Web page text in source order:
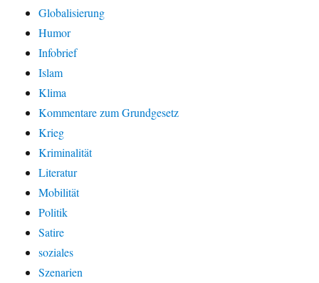
Globalisierung
Humor
Infobrief
Islam
Klima
Kommentare zum Grundgesetz
Krieg
Kriminalität
Literatur
Mobilität
Politik
Satire
soziales
Szenarien